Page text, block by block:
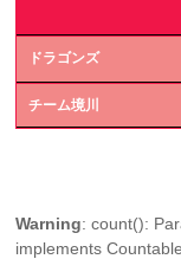
ドラゴンズ
チーム境川
Warning: count():
implements